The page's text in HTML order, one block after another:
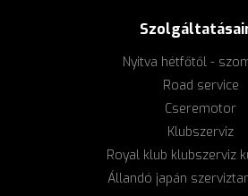
Nyitva hétfőtől -
Road service
Cseremotor
Klubszerviz
Royal klub klubszerviz
Állandó japán